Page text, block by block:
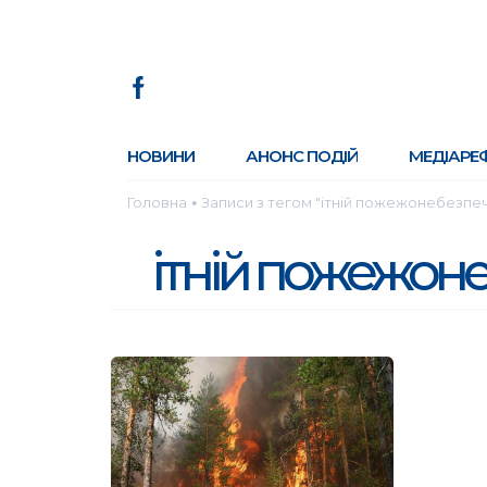
НОВИНИ АНОНС ПОДІЙ
Головна ● Записи з тегом "ітній
ітній